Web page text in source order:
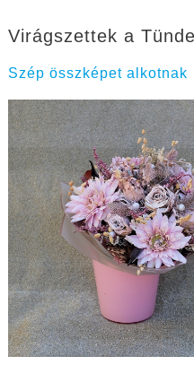
Virágszettek a
Szép összképet alkotnak